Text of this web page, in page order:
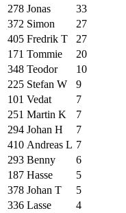
278 Jonas
33
372 Simon
27
405 Fredrik T
27
171 Tommie
20
348 Teodor
10
225 Stefan W
9
101 Vedat
7
251 Martin K
7
294 Johan H
7
410 Andreas L 7
293 Benny
6
187 Hasse
5
378 Johan T
5
336 Lasse
4